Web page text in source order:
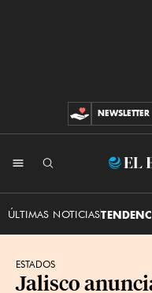
CONTRIBUCIONES
NEWSLETTER
ÚLTIMAS NOTICIAS
ESTADOS
Jalisco